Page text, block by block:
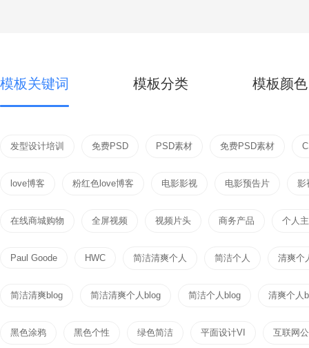
模板关键词 模板分类 模板颜色
发型设计培训 免费PSD PSD素材 免费PSD素材
love博客 粉红色love博客 电影影视 电影预告片 影
在线商城购物 全屏视频 视频片头 商务产品 个人
Paul Goode HWC 简洁清爽个人 简洁个人 清爽个
简洁清爽blog 简洁清爽个人blog 简洁个人blog 清爽个人
黑色涂鸦 黑色个性 绿色简洁 平面设计VI 互联网